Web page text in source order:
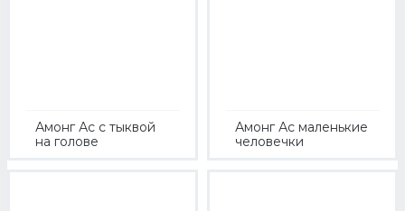
Амонг Ас с тыквой
на голове
Амонг Ас маленькие
человечки